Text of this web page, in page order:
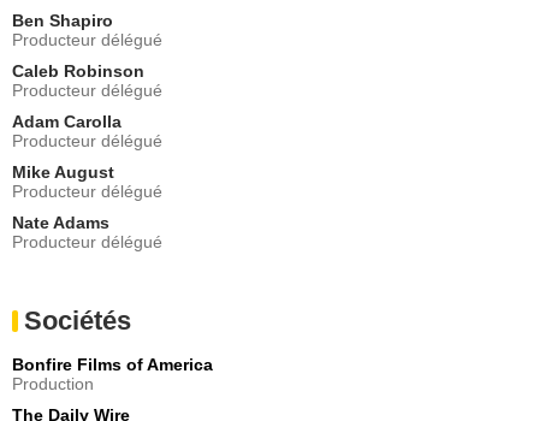
Ben Shapiro
Producteur délégué
Caleb Robinson
Producteur délégué
Adam Carolla
Producteur délégué
Mike August
Producteur délégué
Nate Adams
Producteur délégué
Sociétés
Bonfire Films of America
Production
The Daily Wire